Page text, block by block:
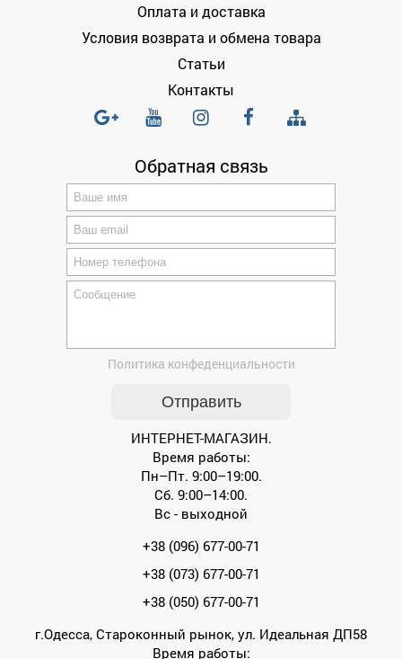
Оплата и доставка
Условия возврата и обмена товара
Статьи
Контакты
Обратная связь
Политика конфеденциальности
ИНТЕРНЕТ-МАГАЗИН.
Время работы:
Пн–Пт. 9:00–19:00.
Сб. 9:00–14:00.
Вс - выходной
+38 (096) 677-00-71
+38 (073) 677-00-71
+38 (050) 677-00-71
г.Одесса, Староконный рынок, ул. Идеальная ДП58
Время работы: